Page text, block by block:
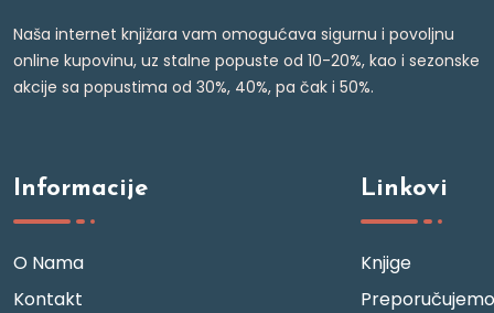
Naša internet knjižara vam omogućava sigurnu i povoljnu
online kupovinu, uz stalne popuste od 10-20%, kao i sezonske
akcije sa popustima od 30%, 40%, pa čak i 50%.
Informacije
O Nama
Kontakt
Linkovi
Knjige
Preporučujemo